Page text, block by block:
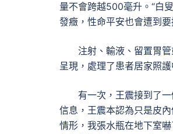
量不會跨越500毫升。“白
發癥，性命平安也會遭到要
注射、輸液、留置胃
呈現，處理了患者居家照
有一次，王震接到了
信息，王震本認為只是皮
情形，我張水瓶在地下室